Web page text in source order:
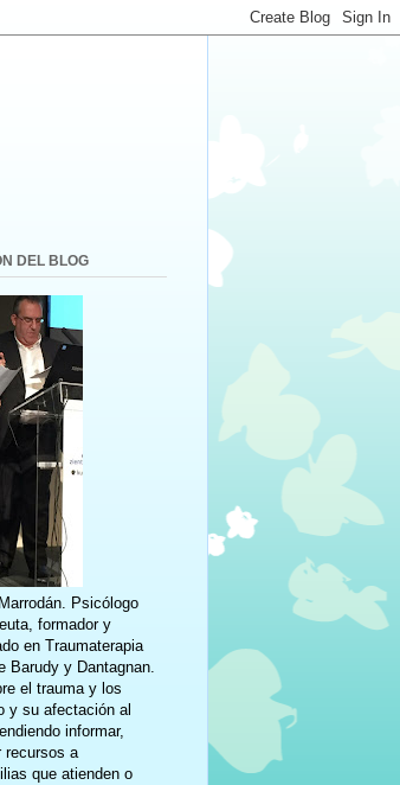
DEL BLOG
Psicólogo
formador y
en Traumaterapia
Barudy y Dantagnan.
el trauma y los
y su afectación al
informar,
recursos a
que atienden o